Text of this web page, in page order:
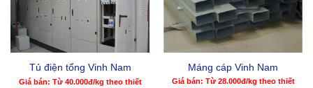
Tủ điện tổng Vinh Nam
Giá bán: Từ 40.000đ/kg theo thiết
Máng cáp Vinh Nam
Giá bán: Từ 28.000đ/kg theo thiết